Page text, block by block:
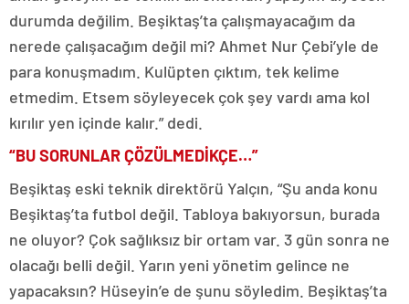
durumda değilim. Beşiktaş’ta çalışmayacağım da
nerede çalışacağım değil mi? Ahmet Nur Çebi’yle de
para konuşmadım. Kulüpten çıktım, tek kelime
etmedim. Etsem söyleyecek çok şey vardı ama kol
kırılır yen içinde kalır.” dedi.
“BU SORUNLAR ÇÖZÜLMEDİKÇE…”
Beşiktaş eski teknik direktörü Yalçın, “Şu anda konu
Beşiktaş’ta futbol değil. Tabloya bakıyorsun, burada
ne oluyor? Çok sağlıksız bir ortam var. 3 gün sonra ne
olacağı belli değil. Yarın yeni yönetim gelince ne
yapacaksın? Hüseyin’e de şunu söyledim. Beşiktaş’ta